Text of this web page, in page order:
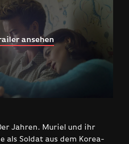
ansehen
Jahren. Muriel und ihr
als Soldat aus dem Korea-